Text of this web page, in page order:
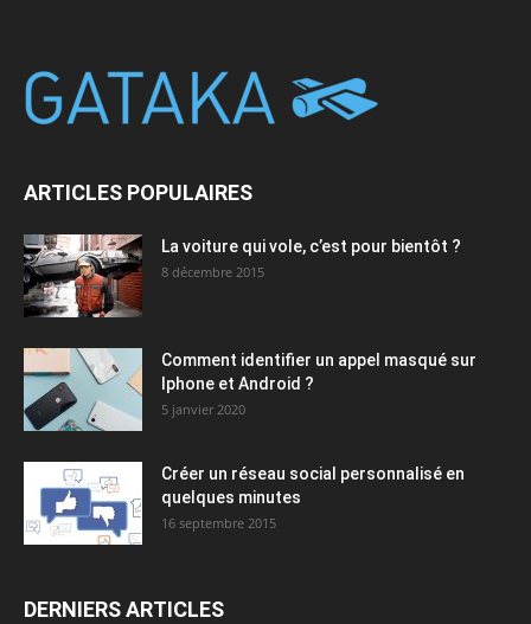
ARTICLES POPULAIRES
La voiture qui vole, c’est pour bientôt ?
8 décembre 2015
Comment identifier un appel masqué sur
Iphone et Android ?
5 janvier 2020
Créer un réseau social personnalisé en
quelques minutes
16 septembre 2015
DERNIERS ARTICLES